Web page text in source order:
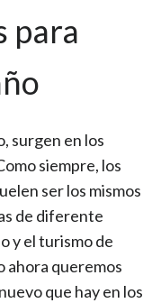
para
surgen en los
siempre, los
ser los mismos
de diferente
y el turismo de
ahora queremos
que hay en los